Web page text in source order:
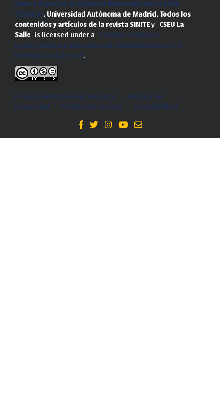
Centro Superior de Estudios Universitarios La Salle
(CSEULS). Universidad Autónoma de Madrid. Todos los
contenidos y artículos de la revista SINITEy CSEU La
Salle is licensed under a Creative Commons
Reconocimiento-NoComercial-SinObraDerivada 4.0
Internacional License.
Política de Protección de Datos -
Politica de
privacidad
- Política de cookies - Accesibilidad